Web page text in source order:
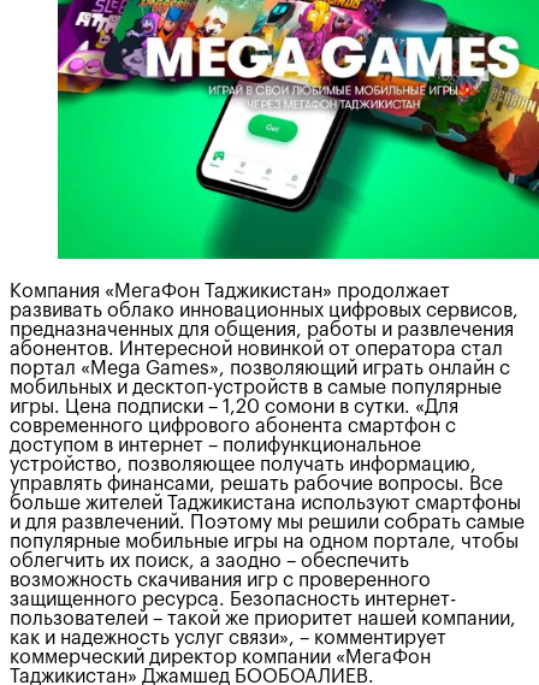
Компания «МегаФон Таджикистан» продолжает
развивать облако инновационных цифровых сервисов,
предназначенных для общения, работы и развлечения
абонентов. Интересной новинкой от оператора стал
портал «Mega Games», позволяющий играть онлайн с
мобильных и десктоп-устройств в самые популярные
игры. Цена подписки – 1,20 сомони в сутки. «Для
современного цифрового абонента смартфон с
доступом в интернет – полифункциональное
устройство, позволяющее получать информацию,
управлять финансами, решать рабочие вопросы. Все
больше жителей Таджикистана используют смартфоны
и для развлечений. Поэтому мы решили собрать самые
популярные мобильные игры на одном портале, чтобы
облегчить их поиск, а заодно – обеспечить
возможность скачивания игр с проверенного
защищенного ресурса. Безопасность интернет-
пользователей – такой же приоритет нашей компании,
как и надежность услуг связи», – комментирует
коммерческий директор компании «МегаФон
Таджикистан» Джамшед БООБОАЛИЕВ.